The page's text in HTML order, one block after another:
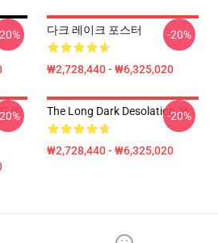
다크 레이크 포스터
₩2,728,440 - ₩6,325,020
-20%
로
The Long Dark Desolation 점
₩2,728,440 - ₩6,325,020
-20%